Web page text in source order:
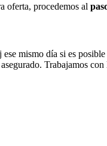
oferta, procedemos al
ese mismo día si es
Trabajamos con